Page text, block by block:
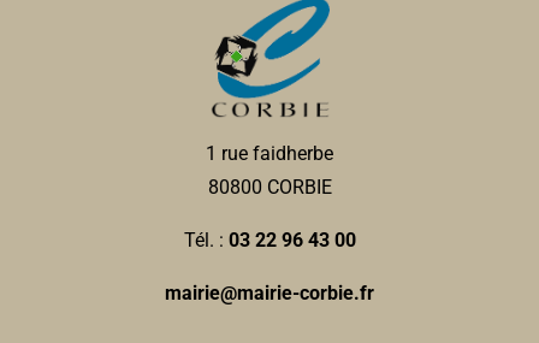
1 rue faidherbe
80800 CORBIE
Tél. : 03 22 96 43 00
mairie@mairie-corbie.fr